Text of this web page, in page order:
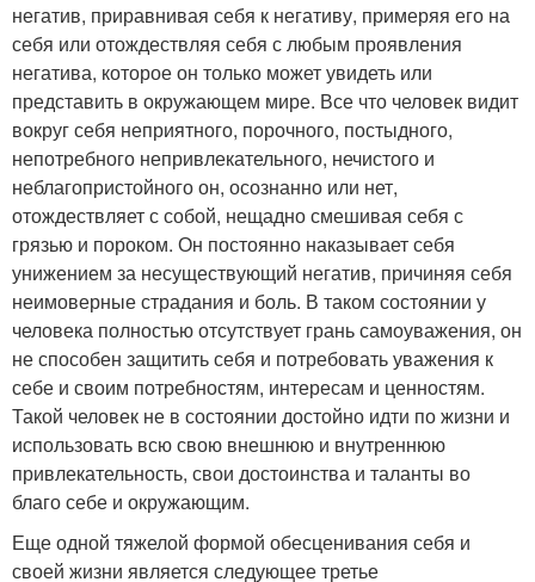
негатив, приравнивая себя к негативу, примеряя его на
себя или отождествляя себя с любым проявления
негатива, которое он только может увидеть или
представить в окружающем мире. Все что человек видит
вокруг себя неприятного, порочного, постыдного,
непотребного непривлекательного, нечистого и
неблагопристойного он, осознанно или нет,
отождествляет с собой, нещадно смешивая себя с
грязью и пороком. Он постоянно наказывает себя
унижением за несуществующий негатив, причиняя себя
неимоверные страдания и боль. В таком состоянии у
человека полностью отсутствует грань самоуважения, он
не способен защитить себя и потребовать уважения к
себе и своим потребностям, интересам и ценностям.
Такой человек не в состоянии достойно идти по жизни и
использовать всю свою внешнюю и внутреннюю
привлекательность, свои достоинства и таланты во
благо себе и окружающим.
Еще одной тяжелой формой обесценивания себя и
своей жизни является следующее третье